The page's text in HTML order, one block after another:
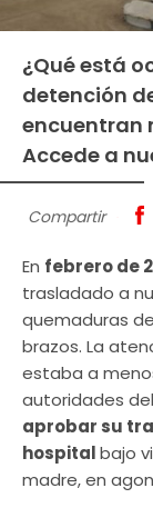
¿Qué está
detención
encuentran
Accede a
Compartir
En febrero de
trasladado a
quemaduras
brazos. La
estaba a
autoridades
aprobar su
hospitalbajo
madre, en